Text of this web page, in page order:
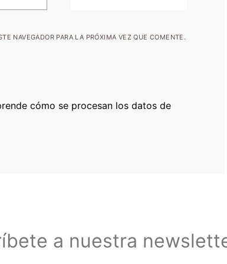
NAVEGADOR PARA LA PRÓXIMA VEZ QUE COMENTE.
cómo se procesan los datos de
a nuestra